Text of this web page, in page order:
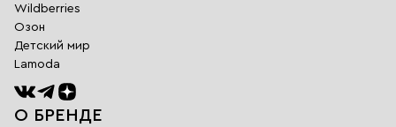
Wildberries
Озон
Детский мир
Lamoda
О БРЕНДЕ